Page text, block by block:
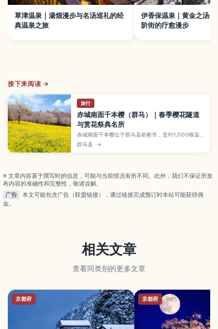
草津温泉｜湯畑漫步与名汤巡礼的经
典温泉之旅
伊香保温泉｜黄金之汤·
阶街的疗愈漫步
接下来阅读 →
旅行
赤城南面千本樱（群马）｜春季樱花隧道
与赏花祭典名所
赤城南面千本樱位于群马县前桥市，是约1,000株染
井吉野在山坡上排成长达1.3公里樱花隧道的著名赏花
景点。文章介绍樱花祭期间的摊位与夜间灯光、最佳
群马县 →
※ 文章内容基于撰写时的信息，可能与当前情况有所不同。此外，我们不保证所发
布内容的准确性和完整性，敬请谅解。
广告
本文可能包含广告（联盟链接），通过链接完成预订时本站可能获得佣
金。
相关文章
查看同类别的更多文章
京都府 京都府